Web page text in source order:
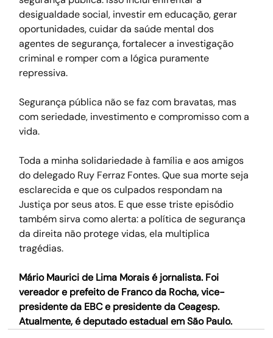
desigualdade social, investir em educação, gerar
oportunidades, cuidar da saúde mental dos
agentes de segurança, fortalecer a investigação
criminal e romper com a lógica puramente
repressiva.
Segurança pública não se faz com bravatas, mas
com seriedade, investimento e compromisso com a
vida.
Toda a minha solidariedade à família e aos amigos
do delegado Ruy Ferraz Fontes. Que sua morte seja
esclarecida e que os culpados respondam na
Justiça por seus atos. E que esse triste episódio
também sirva como alerta: a política de segurança
da direita não protege vidas, ela multiplica
tragédias.
Mário Maurici de Lima Morais é jornalista. Foi
vereador e prefeito de Franco da Rocha, vice-
presidente da EBC e presidente da Ceagesp.
Atualmente, é deputado estadual em São Paulo.